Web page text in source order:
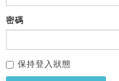
密碼
保持登入狀態